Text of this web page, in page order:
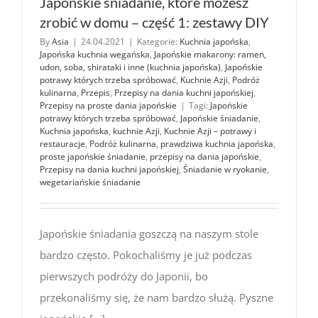
zrobić w domu – część 1: zestawy DIY
ByAsia | 24.04.2021 | Kategorie: Kuchnia japońska,
Japońska kuchnia wegańska, Japońskie makarony: ramen,
udon, soba, shirataki i inne (kuchnia japońska), Japońskie
potrawy których trzeba spróbować, Kuchnie Azji, Podróż
kulinarna, Przepis, Przepisy na dania kuchni japońskiej,
Przepisy na proste dania japońskie | Tagi: Japońskie
potrawy których trzeba spróbować, Japońskie śniadanie,
Kuchnia japońska, kuchnie Azji, Kuchnie Azji – potrawy i
restauracje, Podróż kulinarna, prawdziwa kuchnia japońska,
proste japońskie śniadanie, przepisy na dania japońskie,
Przepisy na dania kuchni japońskiej, Śniadanie w ryokanie,
wegetariańskie śniadanie
Japońskie śniadania goszczą na naszym stole
bardzo często. Pokochaliśmy je już podczas
pierwszych podróży do Japonii, bo
przekonaliśmy się, że nam bardzo służą. Pyszne